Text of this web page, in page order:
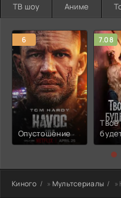
ТВ шоу Аниме
6
Опустошение
7.08
Твоё
Киного » Мультсериалы »